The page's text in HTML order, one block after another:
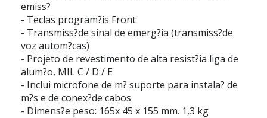
emiss?
- Teclas program?is Front
- Transmiss?de sinal de emerg?ia (transmiss?de
voz autom?cas)
- Projeto de revestimento de alta resist?ia liga de
alum?o, MIL C / D / E
- Inclui microfone de m? suporte para instala? de
m?s e de conex?de cabos
- Dimens?e peso: 165x 45 x 155 mm. 1,3 kg